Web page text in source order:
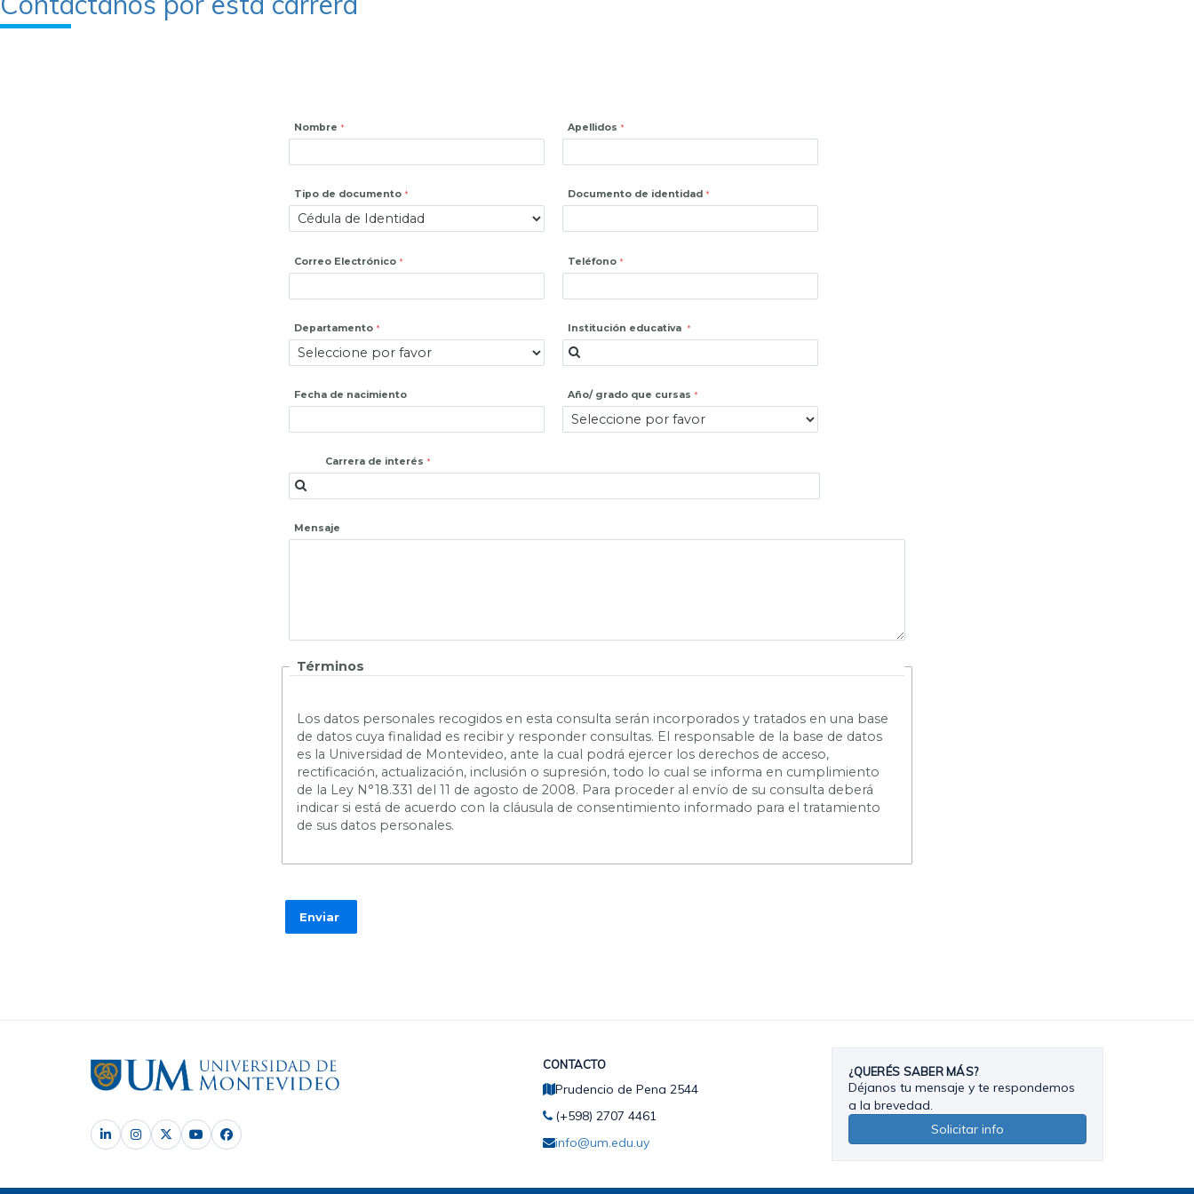
Nombre Apellidos
Tipo de documento Documento de identidad
Correo Electrónico Teléfono
Departamento Institución educativa
Fecha de nacimiento Año/ grado que cursas
Carrera de interés
Mensaje
Términos
Los datos personales recogidos en esta consulta serán incorporados y tratados en una base
de datos cuya finalidad es recibir y responder consultas. El responsable de la base de datos
es la Universidad de Montevideo, ante la cual podrá ejercer los derechos de acceso,
rectificación, actualización, inclusión o supresión, todo lo cual se informa en cumplimiento
de la Ley N°18.331 del 11 de agosto de 2008. Para proceder al envío de su consulta deberá
indicar si está de acuerdo con la cláusula de consentimiento informado para el tratamiento
de sus datos personales.
CONTACTO
Prudencio de Pena 2544
(+598) 2707 4461
info@um.edu.uy
¿QUERÉS SABER MÁS?
Déjanos tu mensaje y te respondemos
a la brevedad.
Solicitar info